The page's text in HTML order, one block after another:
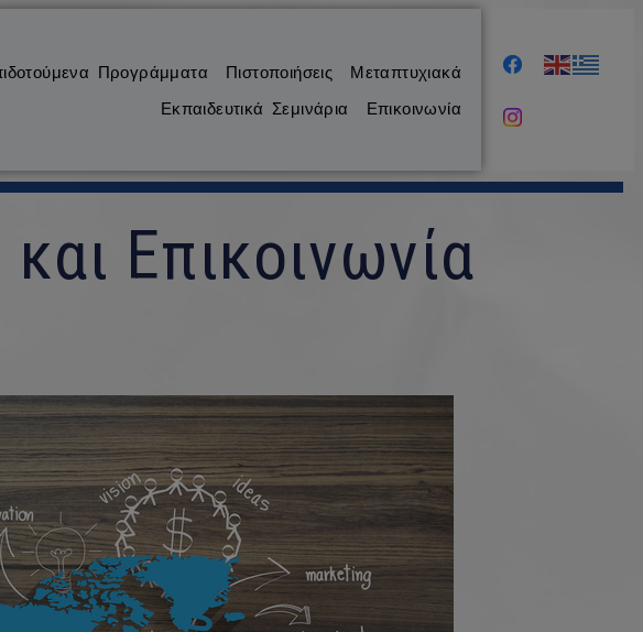
Προγράμματα Πιστοποιήσεις
Μεταπτυχιακά
Εκπαιδευτικά Σεμινάρια
Επικοινωνία
Επικοινωνία